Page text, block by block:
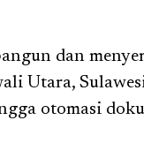
dan
Utara,
otomasi